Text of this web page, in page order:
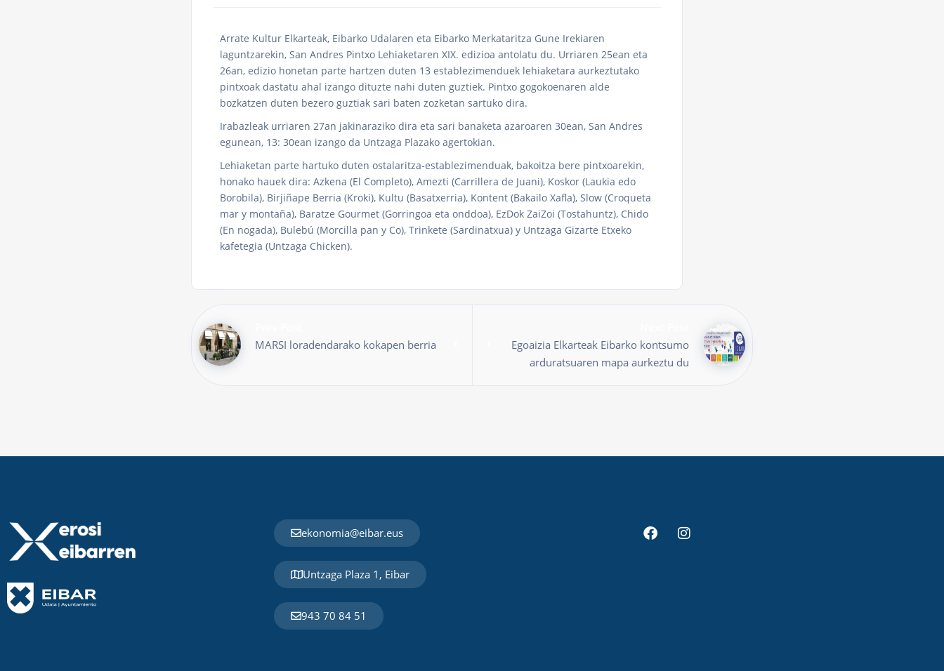
Arrate Kultur Elkarteak, Eibarko Udalaren eta Eibarko Merkataritza Gune Irekiaren
laguntzarekin, San Andres Pintxo Lehiaketaren XIX. edizioa antolatu du. Urriaren 25ean eta
26an, edizio honetan parte hartzen duten 13 establezimenduek lehiaketara aurkeztutako
pintxoak dastatu ahal izango dituzte nahi duten guztiek. Pintxo gogokoenaren alde
bozkatzen duten bezero guztiak sari baten zozketan sartuko dira.
Irabazleak urriaren 27an jakinaraziko dira eta sari banaketa azaroaren 30ean, San Andres
egunean, 13: 30ean izango da Untzaga Plazako agertokian.
Lehiaketan parte hartuko duten ostalaritza-establezimenduak, bakoitza bere pintxoarekin,
honako hauek dira: Azkena (El Completo), Amezti (Carrillera de Juani), Koskor (Laukia edo
Borobila), Birjiñape Berria (Kroki), Kultu (Basatxerria), Kontent (Bakailo Xafla), Slow (Croqueta
mar y montaña), Baratze Gourmet (Gorringoa eta onddoa), EzDok ZaiZoi (Tostahuntz), Chido
(En nogada), Bulebú (Morcilla pan y Co), Trinkete (Sardinatxua) y Untzaga Gizarte Etxeko
kafetegia (Untzaga Chicken).
MARSI loradendarako kokapen berria
Egoaizia Elkarteak Eibarko kontsumo
arduratsuaren mapa aurkeztu du
ekonomia@eibar.eus
Untzaga Plaza 1, Eibar
943 70 84 51